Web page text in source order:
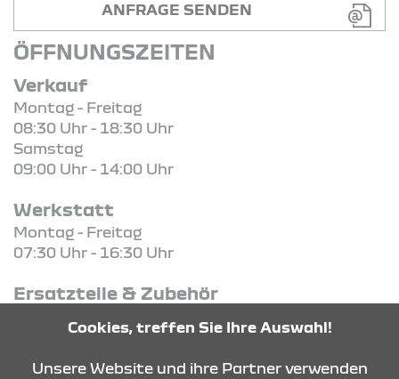
ANFRAGE SENDEN
ÖFFNUNGSZEITEN
Verkauf
Montag - Freitag
08:30 Uhr - 18:30 Uhr
Samstag
09:00 Uhr - 14:00 Uhr
Werkstatt
Montag - Freitag
07:30 Uhr - 16:30 Uhr
Ersatzteile & Zubehör
08:00 Uhr - 16:00 Uhr
Cookies, treffen Sie Ihre Auswahl!
Unsere Website und ihre Partner verwenden